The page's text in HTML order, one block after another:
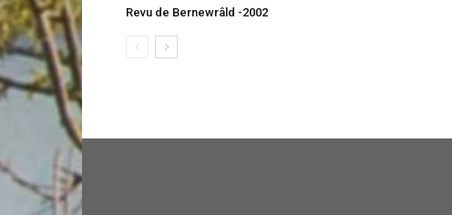
Revu de Bernewrâld -2002